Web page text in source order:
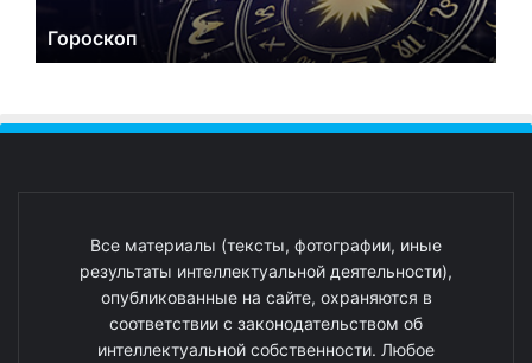
Гороскоп
Все материалы (тексты, фотографии, иные
результаты интеллектуальной деятельности),
опубликованные на сайте, охраняются в
соответствии с законодательством об
интеллектуальной собственности. Любое